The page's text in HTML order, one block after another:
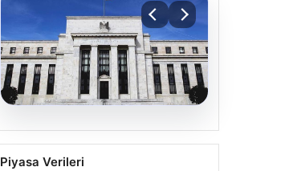
06.08.2026
Fed faizi sabit tuttu
Piyasa Verileri